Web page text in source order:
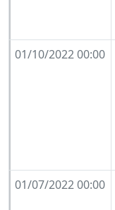
01/10/2022 00:00
01/07/2022 00:00